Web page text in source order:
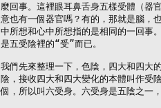
麼回事。這裡眼耳鼻舌身五樣受體（器
意也有一個器官嗎？有的，那就是腦，
中所想和心中所想指的是相同的一回事
是五受陰裡的“受”而已。
我們先來整理一下，色陰，四大和四大
陰，接收四大和四大變化的本體叫作受
個，所以叫六受身。六受身是五陰之一